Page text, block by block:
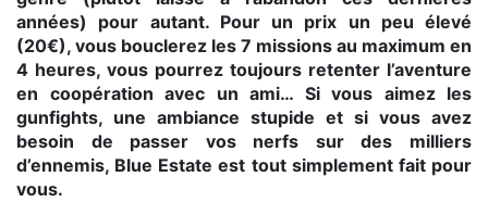
années) pour autant. Pour un prix un peu élevé
(20€), vous bouclerez les 7 missions au maximum en
4 heures, vous pourrez toujours retenter l’aventure
en coopération avec un ami… Si vous aimez les
gunfights, une ambiance stupide et si vous avez
besoin de passer vos nerfs sur des milliers
d’ennemis, Blue Estate est tout simplement fait pour
vous.